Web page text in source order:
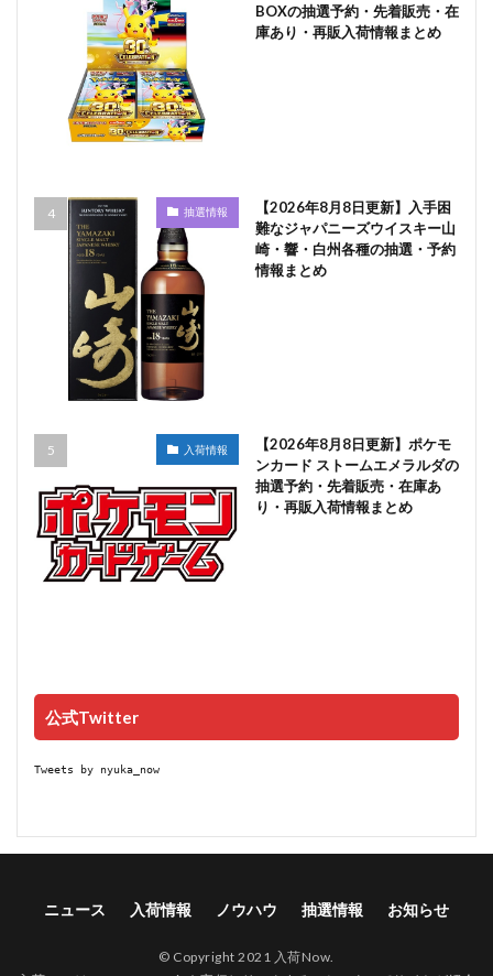
BOXの抽選予約・先着販売・在
庫あり・再販入荷情報まとめ
抽選情報
【2026年8月8日更新】入手困
難なジャパニーズウイスキー山
崎・響・白州各種の抽選・予約
情報まとめ
入荷情報
【2026年8月8日更新】ポケモ
ンカード ストームエメラルダの
抽選予約・先着販売・在庫あ
り・再販入荷情報まとめ
公式Twitter
Tweets by nyuka_now
ニュース 入荷情報 ノウハウ 抽選情報 お知らせ
© Copyright 2021 入荷Now.